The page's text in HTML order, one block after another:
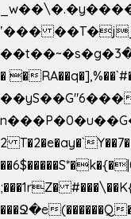
ʽ���
��t��~�s�g�م�3L�\���ƑߛNoaNٮ�7.��K�h8K�Ύ���haB��#��>�b�#�f�<��
� �
��yS��G"6���
2 T�2�e�ay�`
;���1rZ� #���\��
���Ջ�e(������Q